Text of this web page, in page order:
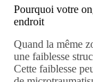
Pourquoi votre
endroit
Quand la même
une faiblesse
Cette faiblesse